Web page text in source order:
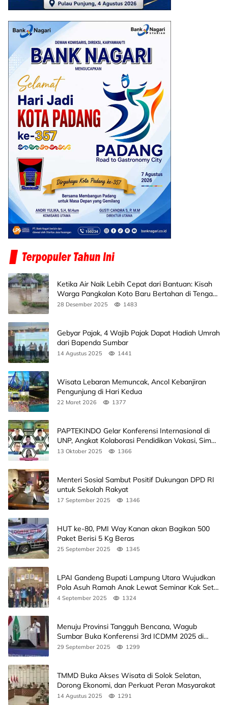
Ketika Air Naik Lebih Cepat dari Bantuan: Kisah
Warga Pangkalan Koto Baru Bertahan di Tengah
Banjir
28 Desember 2025 1483
Gebyar Pajak, 4 Wajib Pajak Dapat Hadiah Umrah
dari Bapenda Sumbar
14 Agustus 2025 1441
Wisata Lebaran Memuncak, Ancol Kebanjiran
Pengunjung di Hari Kedua
22 Maret 2026 1377
PAPTEKINDO Gelar Konferensi Internasional di
UNP, Angkat Kolaborasi Pendidikan Vokasi, Simak
Agendanya
13 Oktober 2025 1366
Menteri Sosial Sambut Positif Dukungan DPD RI
untuk Sekolah Rakyat
17 September 2025 1346
HUT ke-80, PMI Way Kanan akan Bagikan 500
Paket Berisi 5 Kg Beras
25 September 2025 1345
LPAI Gandeng Bupati Lampung Utara Wujudkan
Pola Asuh Ramah Anak Lewat Seminar Kak Seto,
Ini Jadwalnya
4 September 2025 1324
Menuju Provinsi Tangguh Bencana, Wagub
Sumbar Buka Konferensi 3rd ICDMM 2025 di
Unand
29 September 2025 1299
TMMD Buka Akses Wisata di Solok Selatan,
Dorong Ekonomi, dan Perkuat Peran Masyarakat
14 Agustus 2025 1291